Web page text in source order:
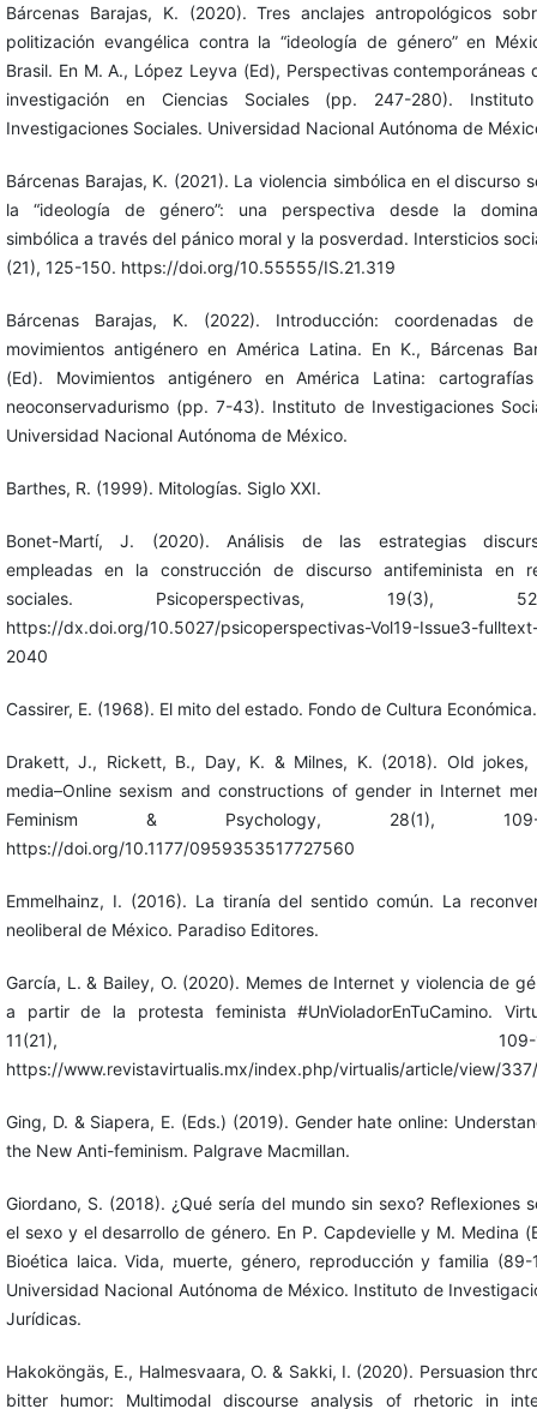
Bárcenas Barajas, K. (2020). Tres anclajes antropológicos
politización evangélica contra la “ideología de género” en
Brasil. En M. A., López Leyva (Ed), Perspectivas contemporáneas
investigación en Ciencias Sociales (pp. 247-280).
Investigaciones Sociales. Universidad Nacional Autónoma de
Bárcenas Barajas, K. (2021). La violencia simbólica en el discurso
la “ideología de género”: una perspectiva desde la
simbólica a través del pánico moral y la posverdad. Intersticios
(21), 125-150. https://doi.org/10.55555/IS.21.319
Bárcenas Barajas, K. (2022). Introducción: coordenadas
movimientos antigénero en América Latina. En K., Bárcenas
(Ed). Movimientos antigénero en América Latina:
neoconservadurismo (pp. 7-43). Instituto de Investigaciones
Universidad Nacional Autónoma de México.
Barthes, R. (1999). Mitologías. Siglo XXI.
Bonet-Martí, J. (2020). Análisis de las estrategias
empleadas en la construcción de discurso antifeminista en
sociales. Psicoperspectivas, 19(3), 52-
https://dx.doi.org/10.5027/psicoperspectivas-Vol19-Issue3-
2040
Cassirer, E. (1968). El mito del estado. Fondo de Cultura Económica.
Drakett, J., Rickett, B., Day, K. & Milnes, K. (2018). Old jokes,
media–Online sexism and constructions of gender in Internet
Feminism & Psychology, 28(1), 109-
https://doi.org/10.1177/0959353517727560
Emmelhainz, I. (2016). La tiranía del sentido común. La
neoliberal de México. Paradiso Editores.
García, L. & Bailey, O. (2020). Memes de Internet y violencia de
a partir de la protesta feminista #UnVioladorEnTuCamino.
11(21), 109-
https://www.revistavirtualis.mx/index.php/virtualis/article/view/
Ging, D. & Siapera, E. (Eds.) (2019). Gender hate online:
the New Anti-feminism. Palgrave Macmillan.
Giordano, S. (2018). ¿Qué sería del mundo sin sexo? Reflexiones
el sexo y el desarrollo de género. En P. Capdevielle y M. Medina
Bioética laica. Vida, muerte, género, reproducción y familia (89-
Universidad Nacional Autónoma de México. Instituto de
Jurídicas.
Hakoköngäs, E., Halmesvaara, O. & Sakki, I. (2020). Persuasion
bitter humor: Multimodal discourse analysis of rhetoric in